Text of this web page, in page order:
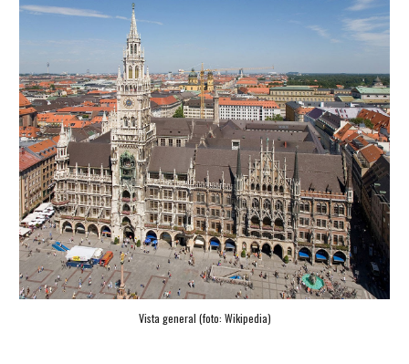
Vista general (foto: Wikipedia)